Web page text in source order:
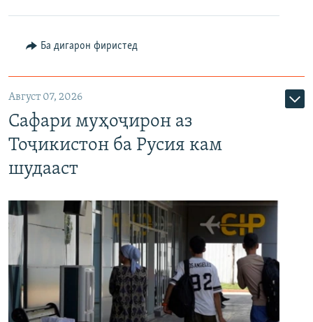
Ба дигарон фиристед
Август 07, 2026
Сафари муҳоҷирон аз
Тоҷикистон ба Русия кам
шудааст